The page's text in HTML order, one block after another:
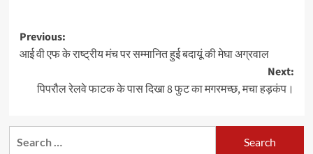
Post
navigation
Previous:
आई वी एफ के राष्ट्रीय मंच पर सम्मानित हुई बदायूं की मेघा अग्रवाल
Next:
पिपरौल रेलवे फाटक के पास दिखा 8 फुट का मगरमच्छ, मचा हड़कंप।